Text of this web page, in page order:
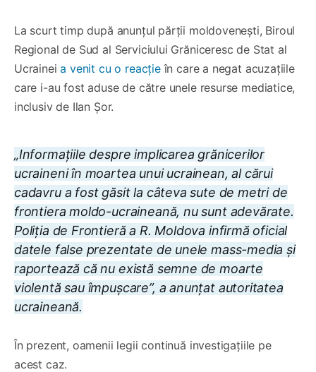
La scurt timp după anunțul părții moldovenești, Biroul
Regional de Sud al Serviciului Grăniceresc de Stat al
Ucraineia venit cu o reacțieîn care a negat acuzațiile
care i-au fost aduse de către unele resurse mediatice,
inclusiv de Ilan Șor.
„Informațiile despre implicarea grănicerilor
ucraineni în moartea unui ucrainean, al cărui
cadavru a fost găsit la câteva sute de metri de
frontiera moldo-ucraineană, nu sunt adevărate.
Poliția de Frontieră a R. Moldova infirmă oficial
datele false prezentate de unele mass-media și
raportează că nu există semne de moarte
violentă sau împușcare”, a anunțat autoritatea
ucraineană.
În prezent, oamenii legii continuă investigațiile pe
acest caz.